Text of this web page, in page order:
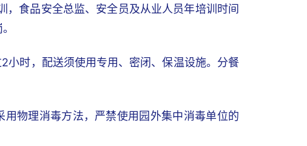
，食品安全总监、安全员及从业人员年培训时间
小时，配送须使用专用、密闭、保温设施。分餐
物理消毒方法，严禁使用园外集中消毒单位的